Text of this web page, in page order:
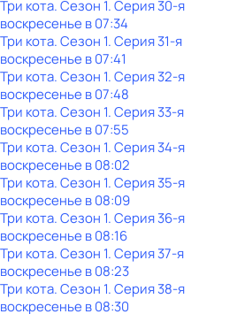
Три кота. Сезон 1. Серия 30-я
воскресенье в07:34
Три кота. Сезон 1. Серия 31-я
воскресенье в07:41
Три кота. Сезон 1. Серия 32-я
воскресенье в07:48
Три кота. Сезон 1. Серия 33-я
воскресенье в07:55
Три кота. Сезон 1. Серия 34-я
воскресенье в08:02
Три кота. Сезон 1. Серия 35-я
воскресенье в08:09
Три кота. Сезон 1. Серия 36-я
воскресенье в08:16
Три кота. Сезон 1. Серия 37-я
воскресенье в08:23
Три кота. Сезон 1. Серия 38-я
воскресенье в08:30